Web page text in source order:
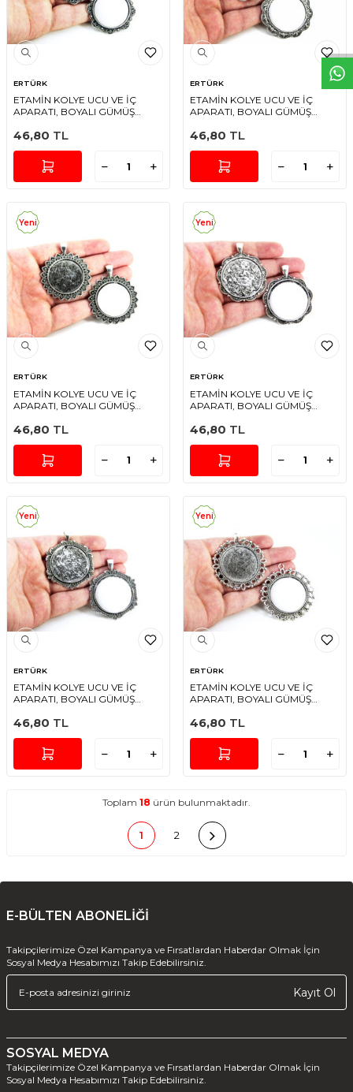
ERTÜRK
ETAMİN KOLYE UCU VE İÇ
APARATI, BOYALI GÜMÜŞ
46,80 TL
ERTÜRK
ETAMİN KOLYE UCU VE İÇ
APARATI, BOYALI GÜMÜŞ
46,80 TL
Yeni
ERTÜRK
ETAMİN KOLYE UCU VE İÇ
APARATI, BOYALI GÜMÜŞ
46,80 TL
Yeni
ERTÜRK
ETAMİN KOLYE UCU VE İÇ
APARATI, BOYALI GÜMÜŞ
46,80 TL
Yeni
ERTÜRK
ETAMİN KOLYE UCU VE İÇ
APARATI, BOYALI GÜMÜŞ
46,80 TL
Yeni
ERTÜRK
ETAMİN KOLYE UCU VE İÇ
APARATI, BOYALI GÜMÜŞ
46,80 TL
Toplam 18 ürün bulunmaktadır.
1 2
E-BÜLTEN ABONELİĞİ
Takipçilerimize Özel Kampanya ve Fırsatlardan Haberdar Olmak İçin
Sosyal Medya Hesabımızı Takip Edebilirsiniz.
Kayıt Ol
SOSYAL MEDYA
Takipçilerimize Özel Kampanya ve Fırsatlardan Haberdar Olmak İçin
Sosyal Medya Hesabımızı Takip Edebilirsiniz.